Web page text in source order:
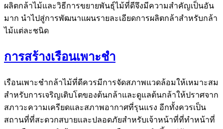
ผลิตกล้าไม้และวิธีการขยายพันธุ์ไม้ที่ดีจึงมีความสำคัญเป็นอัน
มาก นำไปสู่การพัฒนาแผนรายละเอียดการผลิตกล้าสำหรับกล้า
ไม้แต่ละชนิด
การสร้างเรือนเพาะชำ
เรือนเพาะชำกล้าไม้ที่ดีควรมีการจัดสภาพแวดล้อมให้เหมาะสม
สำหรับการเจริญเติบโตของต้นกล้าและดูแลต้นกล้าให้ปราศจาก
สภาวะความเครียดและสภาพอากาศที่รุนแรง อีกทั้งควรเป็น
สถานที่ที่สะดวกสบายและปลอดภัยสำหรับเจ้าหน้าที่ที่ทำหน้าที่